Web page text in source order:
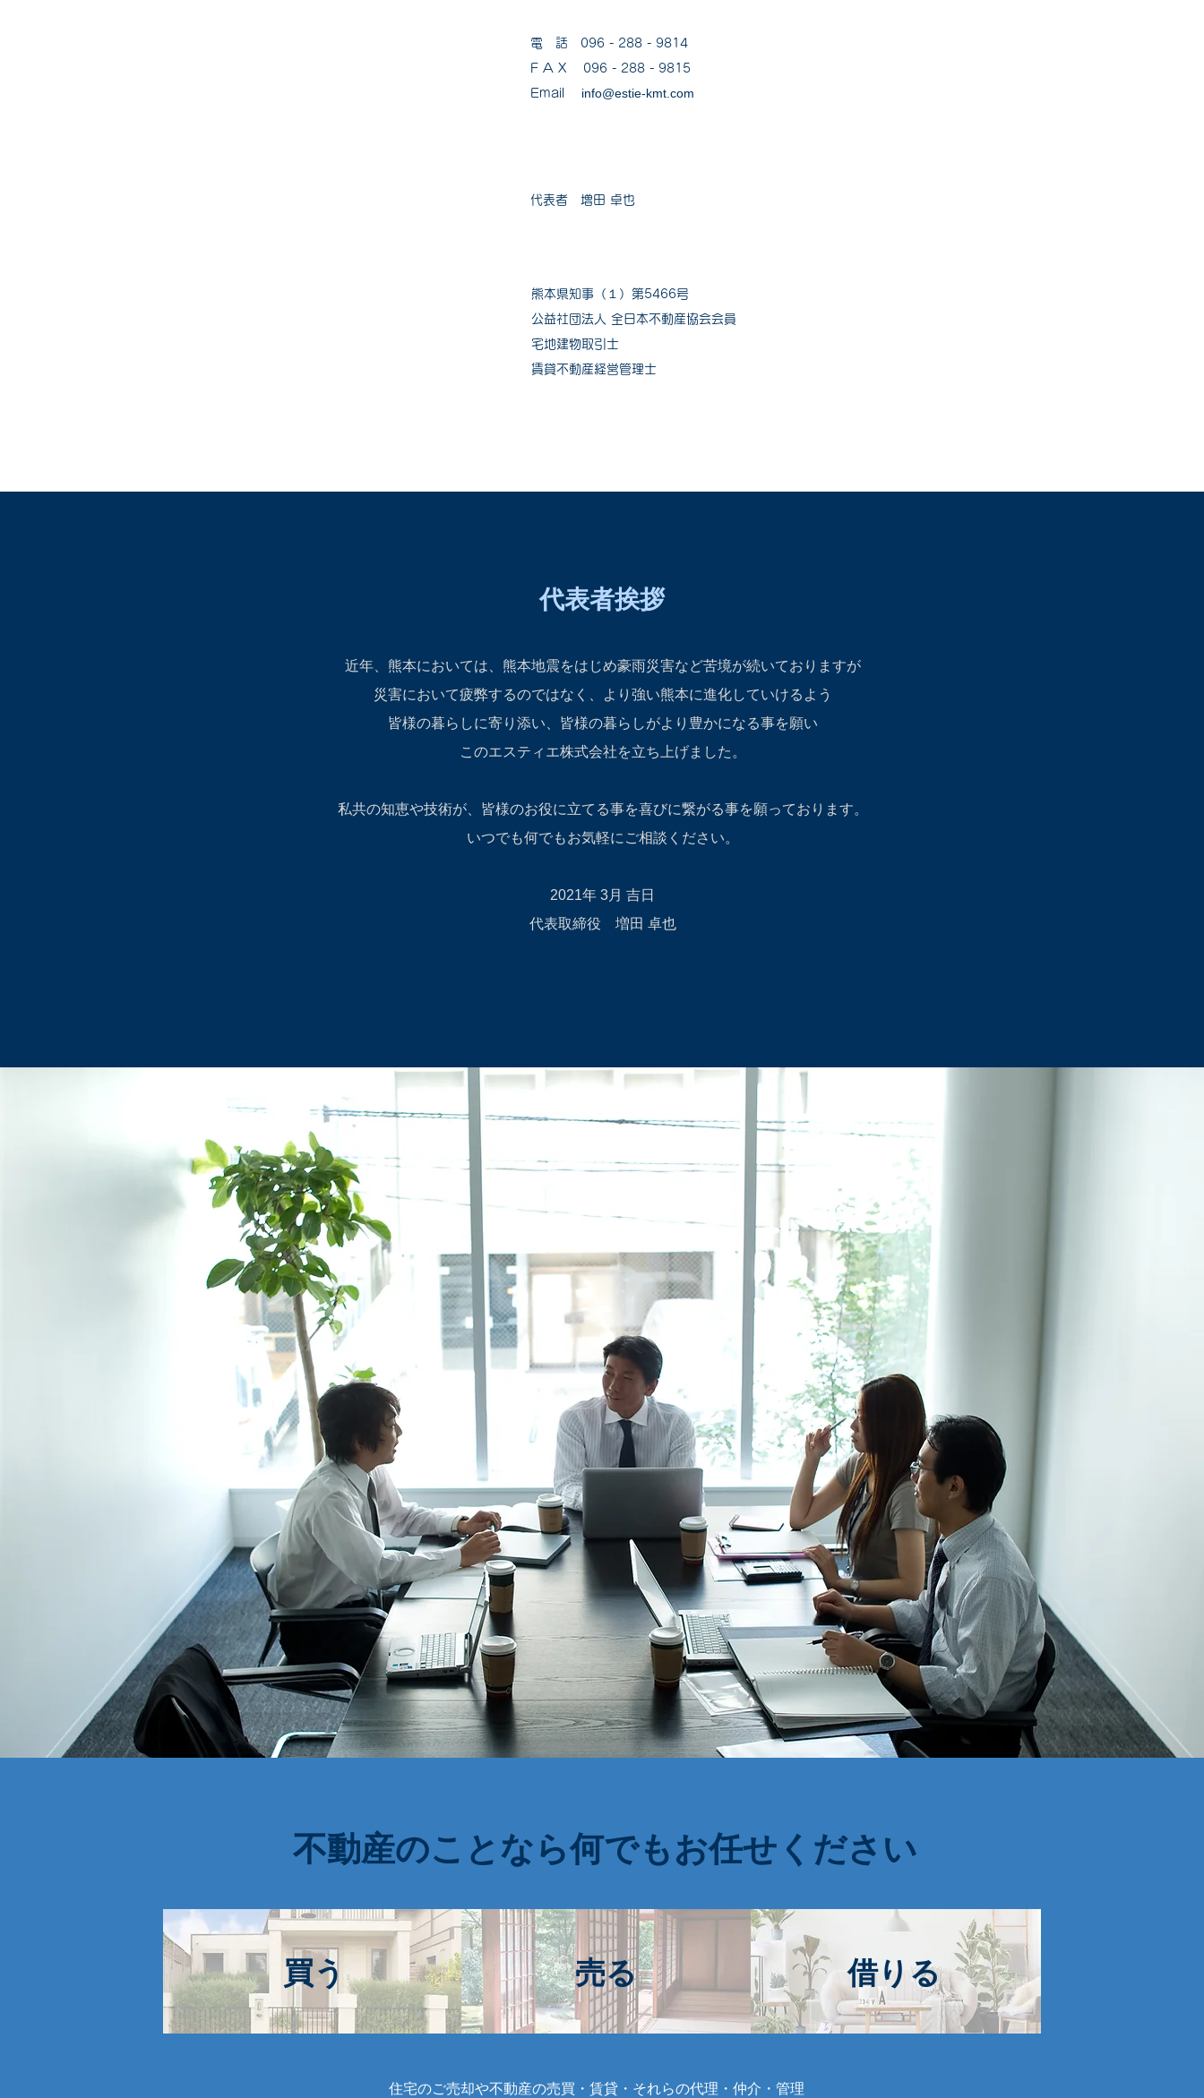
電 話 096 - 288 - 9814
F A X 096 - 288 - 9815
​Email info@estie-kmt.com
代表者 増田 卓也
熊本県知事（１）第5466号
公益社団法人 全日本不動産協会会員
宅地建物取引士
賃貸不動産経営管理士
​代表者挨拶
​近年、熊本においては、熊本地震をはじめ豪雨災害など苦境が続いておりますが
災害において疲弊するのではなく、より強い熊本に進化していけるよう
皆様の暮らしに寄り添い、皆様の暮らしがより豊かになる事を願い
このエスティエ株式会社を立ち上げました。
私共の知恵や技術が、皆様のお役に立てる事を喜びに繋がる事を願っております。
​いつでも何でもお気軽にご相談ください。
2021年 3月 吉日
​代表取締役 増田 卓也
​不動産のことなら何でもお任せください
​買う 売る ​借りる
住宅のご売却や不動産の売買・賃貸・それらの代理・仲介・管理